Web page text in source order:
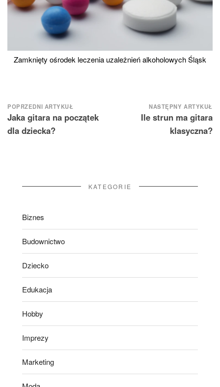
Zamknięty ośrodek leczenia uzależnień alkoholowych Śląsk
Nawigacja
wpisu
POPRZEDNI ARTYKUŁ
Jaka gitara na początek
dla dziecka?
NASTĘPNY ARTYKUŁ
Ile strun ma gitara
klasyczna?
KATEGORIE
Biznes
Budownictwo
Dziecko
Edukacja
Hobby
Imprezy
Marketing